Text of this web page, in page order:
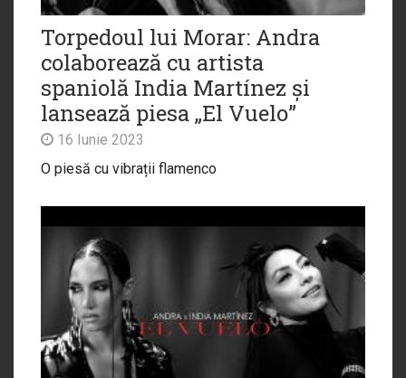
Torpedoul lui Morar: Andra
colaborează cu artista
spaniolă India Martínez și
lansează piesa „El Vuelo”
16 Iunie 2023
O piesă cu vibrații flamenco